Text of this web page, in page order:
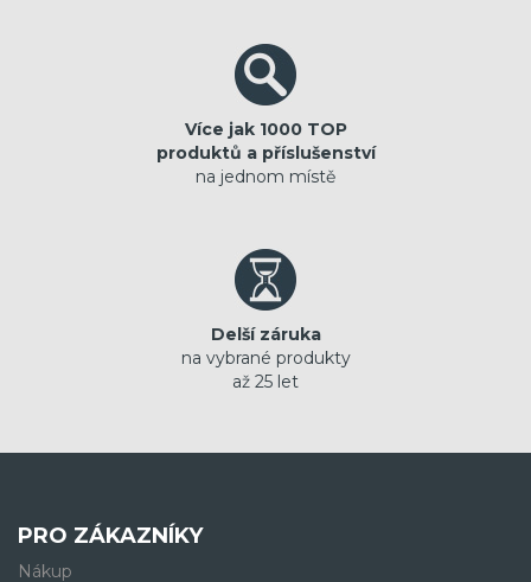
Více jak 1000 TOP
produktů a příslušenství
na jednom místě
Delší záruka
na vybrané produkty
až 25 let
PRO ZÁKAZNÍKY
Nákup